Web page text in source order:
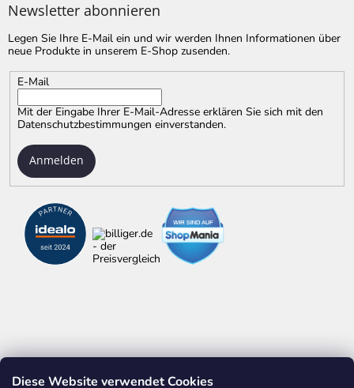
Diese Website verwendet Cookies
Newsletter abonnieren
Legen Sie Ihre E-Mail ein und wir werden Ihnen Informationen über
neue Produkte in unserem E-Shop zusenden.
E-Mail
Mit der Eingabe Ihrer E-Mail-Adresse erklären Sie sich mit den
Datenschutzbestimmungen einverstanden.
Anmelden